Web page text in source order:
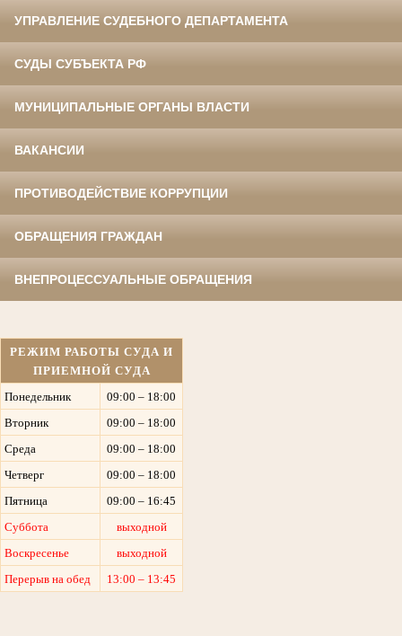
УПРАВЛЕНИЕ СУДЕБНОГО ДЕПАРТАМЕНТА
СУДЫ СУБЪЕКТА РФ
МУНИЦИПАЛЬНЫЕ ОРГАНЫ ВЛАСТИ
ВАКАНСИИ
ПРОТИВОДЕЙСТВИЕ КОРРУПЦИИ
ОБРАЩЕНИЯ ГРАЖДАН
ВНЕПРОЦЕССУАЛЬНЫЕ ОБРАЩЕНИЯ
РЕЖИМ РАБОТЫ СУДА И
ПРИЕМНОЙ СУДА
Понедельник
09:00 – 18:00
Вторник
09:00 – 18:00
Среда
09:00 – 18:00
Четверг
09:00 – 18:00
Пятница
09:00 – 16:45
Суббота
выходной
Воскресенье
выходной
Перерыв на обед
13:00 – 13:45